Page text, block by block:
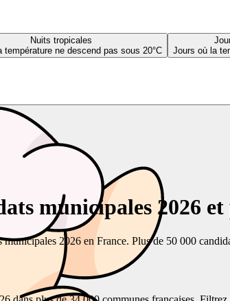
Nuits tropicales
température ne descend pas sous 20°C
Jours où la
municipales 2026
2026 en France. Plus de 50 000